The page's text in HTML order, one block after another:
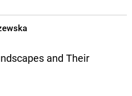
and Their